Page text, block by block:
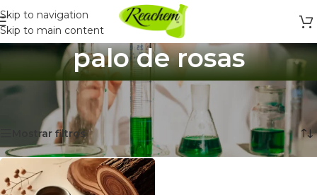
Skip to navigation
Skip to main content
palo de rosas
Inicio
Productos etiquetados “palo de rosas”
Mostrando el único resultado
Mostrar filtros